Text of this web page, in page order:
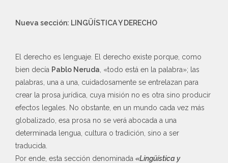
Nueva sección: LINGÜÍSTICA Y DERECHO
El derecho es lenguaje. El derecho existe porque, como
bien decía Pablo Neruda , «todo está en la palabra»; las
palabras, una a una, cuidadosamente se entrelazan para
crear la prosa jurídica, cuya misión no es otra sino producir
efectos legales. No obstante, en un mundo cada vez más
globalizado, esa prosa no se verá abocada a una
determinada lengua, cultura o tradición, sino a ser
traducida.
Por ende, esta sección denominada «Lingüística y